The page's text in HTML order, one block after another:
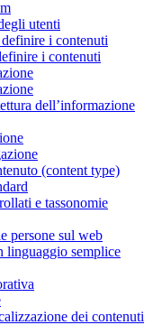
utenti
i contenuti
i contenuti
dell’informazione
(content type)
e tassonomie
persone sul web
linguaggio semplice
dei contenuti